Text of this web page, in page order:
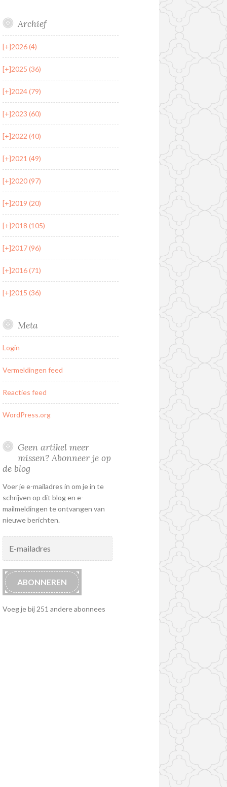
Archief
[+]2026 (4)
[+]2025 (36)
[+]2024 (79)
[+]2023 (60)
[+]2022 (40)
[+]2021 (49)
[+]2020 (97)
[+]2019 (20)
[+]2018 (105)
[+]2017 (96)
[+]2016 (71)
[+]2015 (36)
Meta
Login
Vermeldingen feed
Reacties feed
WordPress.org
Geen artikel meer
missen? Abonneer je op
de blog
Voer je e-mailadres in om je in te
schrijven op dit blog en e-
mailmeldingen te ontvangen van
nieuwe berichten.
mailadres
ABONNEREN
Voeg je bij 251 andere abonnees